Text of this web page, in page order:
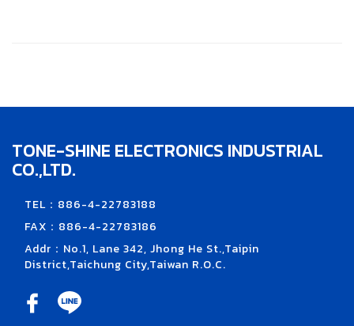
TONE-SHINE ELECTRONICS INDUSTRIAL
CO.,LTD.
TEL：886-4-22783188
FAX：886-4-22783186
Addr：No.1, Lane 342, Jhong He St.,Taipin
District,Taichung City,Taiwan R.O.C.